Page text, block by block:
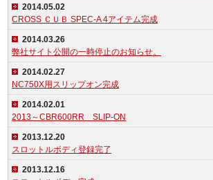
2014.05.02
CROSS ＣＵＢ SPEC-A 4アイテム完成
2014.03.26
弊社サイト公開の一時停止のお知らせ。
2014.02.27
NC750X用スリップオン完成
2014.02.01
2013～CBR600RR SLIP-ON
2013.12.20
スロットルボディ登録完了
2013.12.16